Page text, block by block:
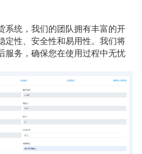
系统，我们的团队拥有丰富的开
定性、安全性和易用性。我们将
服务，确保您在使用过程中无忧